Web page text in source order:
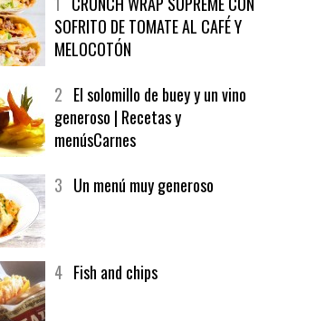
ÚLTIMAS PUBLICACIONES
SOFRITO DE TOMATE AL CAFÉ Y
MELOCOTÓN
generoso | Recetas y